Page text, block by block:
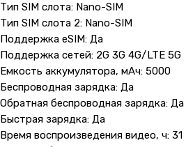
Тип SIM слота: Nano-SIM
Тип SIM слота 2: Nano-SIM
Поддержка eSIM: Да
Поддержка сетей: 2G 3G 4G/LTE 5G
Емкость аккумулятора, мАч: 5000
Беспроводная зарядка: Да
Обратная беспроводная зарядка: Да
Быстрая зарядка: Да
Время воспроизведения видео, ч: 31